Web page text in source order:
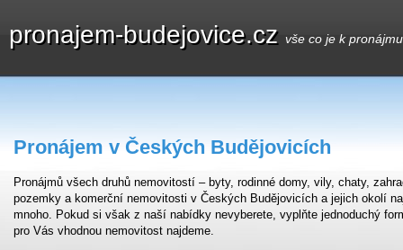
pronajem-budejovice.cz vše co je k
Pronájem v Českých Budějovicích
Pronájmů všech druhů nemovitostí – byty, rodinné domy, vily, chaty,
pozemky a komerční nemovitosti v Českých Budějovicích a jejich okolí
mnoho. Pokud si však z naší nabídky nevyberete, vyplňte jednoduchý
pro Vás vhodnou nemovitost najdeme.